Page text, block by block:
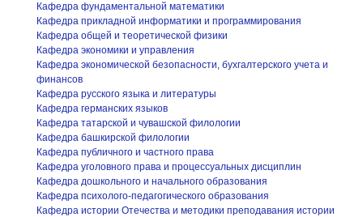
Кафедра фундаментальной математики
Кафедра прикладной информатики и программирования
Кафедра общей и теоретической физики
Кафедра экономики и управления
Кафедра экономической безопасности, бухгалтерского учета и
финансов
Кафедра русского языка и литературы
Кафедра германских языков
Кафедра татарской и чувашской филологии
Кафедра башкирской филологии
Кафедра публичного и частного права
Кафедра уголовного права и процессуальных дисциплин
Кафедра дошкольного и начального образования
Кафедра психолого-педагогического образования
Кафедра истории Отечества и методики преподавания истории